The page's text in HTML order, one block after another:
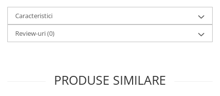
Caracteristici
Review-uri(0)
PRODUSE SIMILARE